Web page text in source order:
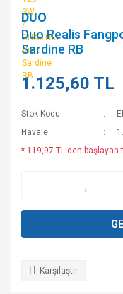
DUO
Duo Realis
Sardine RB
1.125,60 TL
Stok Kodu
Havale
* 119,97 TL den başlayan
Karşılaştır